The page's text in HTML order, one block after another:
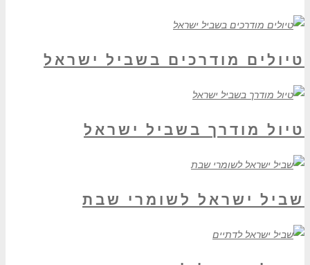
טיולים מודרכים בשביל ישראל
טיול מודרך בשביל ישראל
שביל ישראל לשומרי שבת